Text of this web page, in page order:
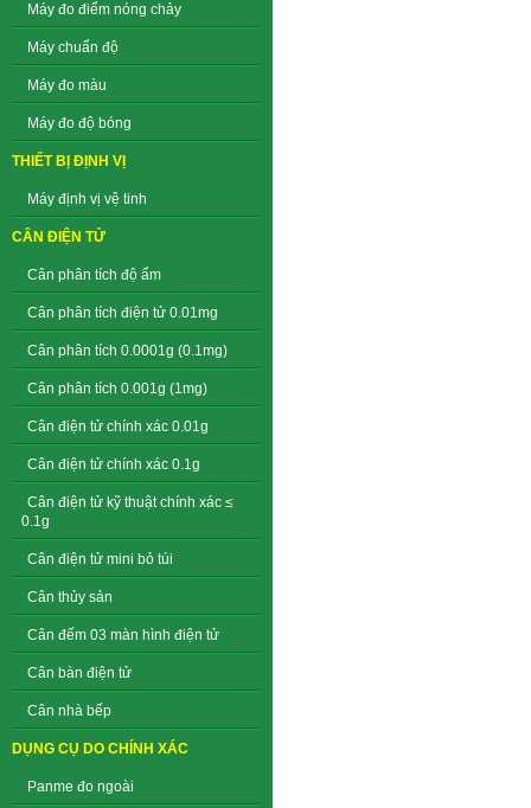
Máy đo điểm nóng chảy
Máy chuẩn độ
Máy đo màu
Máy đo độ bóng
THIẾT BỊ ĐỊNH VỊ
Máy định vị vệ tinh
CÂN ĐIỆN TỬ
Cân phân tích độ ẩm
Cân phân tích điện tử 0.01mg
Cân phân tích 0.0001g (0.1mg)
Cân phân tích 0.001g (1mg)
Cân điện tử chính xác 0.01g
Cân điện tử chính xác 0.1g
Cân điện tử kỹ thuật chính xác ≤
0.1g
Cân điện tử mini bỏ túi
Cân thủy sản
Cân đếm 03 màn hình điện tử
Cân bàn điện tử
Cân nhà bếp
DỤNG CỤ DO CHÍNH XÁC
Panme đo ngoài